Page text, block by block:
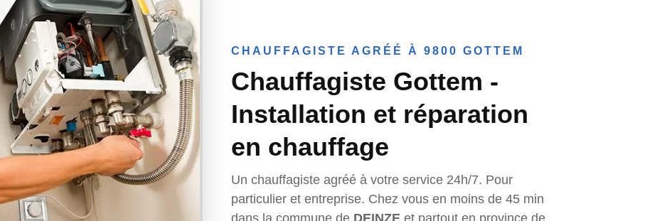
CHAUFFAGISTE AGRÉÉ À 9800 GOTTEM
Chauffagiste Gottem -
Installation et réparation
en chauffage
Un chauffagiste agréé à votre service 24h/7. Pour
particulier et entreprise. Chez vous en moins de 45 min
dans la commune de DEINZE et partout en province de